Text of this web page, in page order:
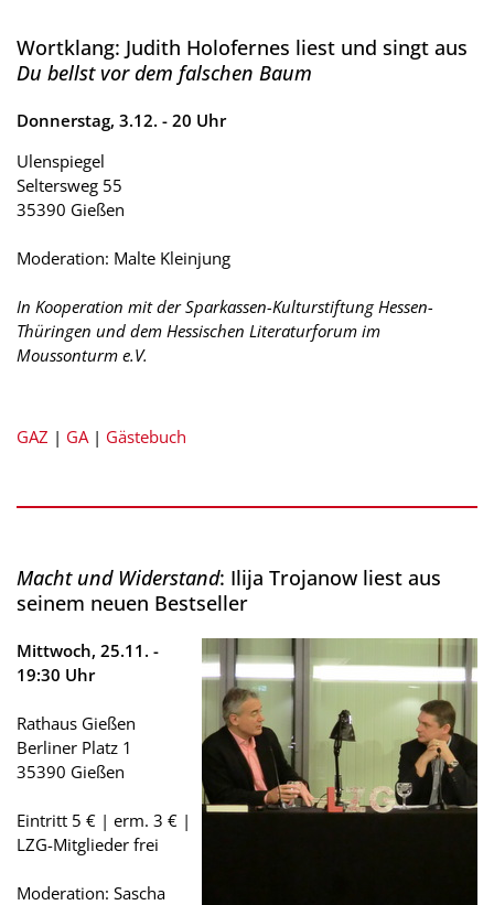
Wortklang: Judith Holofernes liest und singt aus
Du bellst vor dem falschen Baum
Donnerstag, 3.12. - 20 Uhr
Ulenspiegel
Seltersweg 55
35390 Gießen
Moderation: Malte Kleinjung
In Kooperation mit der Sparkassen-Kulturstiftung Hessen-
Thüringen und dem Hessischen Literaturforum im
Moussonturm e.V.
GAZ | GA| Gästebuch
Macht und Widerstand: Ilija Trojanow liest aus
seinem neuen Bestseller
Mittwoch, 25.11. -
19:30 Uhr
Rathaus Gießen
Berliner Platz 1
35390 Gießen
Eintritt 5 € | erm. 3 € |
LZG-Mitglieder frei
Moderation: Sascha